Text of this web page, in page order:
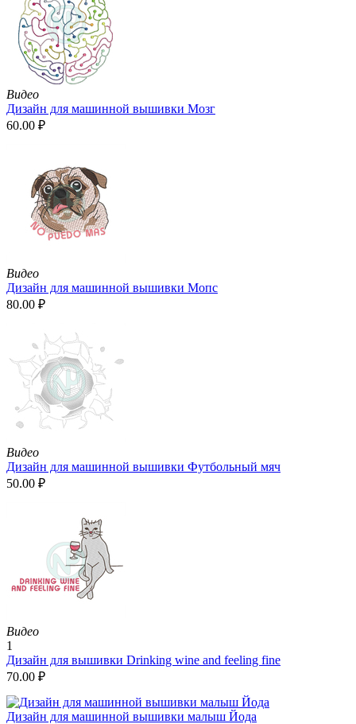
Видео
Дизайн для машинной вышивки Мозг
60.00 ₽
Видео
Дизайн для машинной вышивки Мопс
80.00 ₽
Видео
Дизайн для машинной вышивки Футбольный мяч
50.00 ₽
Видео
1
Дизайн для вышивки Drinking wine and feeling fine
70.00 ₽
Дизайн для машинной вышивки малыш Йода